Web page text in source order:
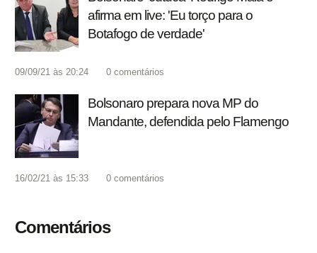
afirma em live: 'Eu torço para o
Botafogo de verdade'
09/09/21 às 20:24 0 comentários
Bolsonaro prepara nova MP do
Mandante, defendida pelo Flamengo
16/02/21 às 15:33 0 comentários
Comentários